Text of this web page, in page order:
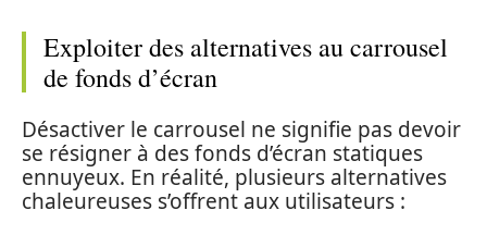
Exploiter des alternatives au carrousel
de fonds d’écran
Désactiver le carrousel ne signifie pas devoir
se résigner à des fonds d’écran statiques
ennuyeux. En réalité, plusieurs alternatives
chaleureuses s’offrent aux utilisateurs :